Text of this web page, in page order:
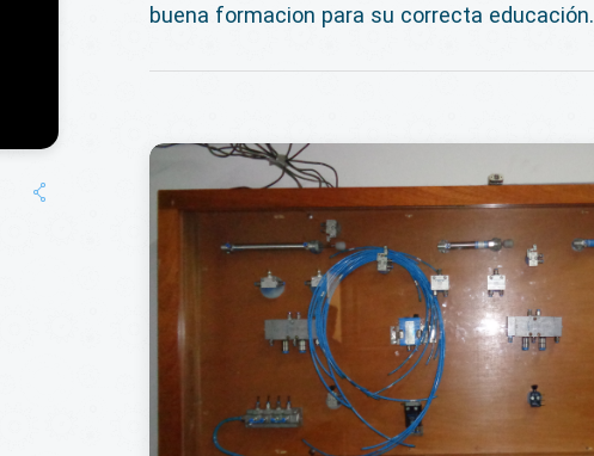
buena formacion para su correcta educación.